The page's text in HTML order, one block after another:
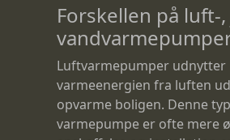
Forskellen på luft-
Luftvarmepumper udnytter
varmeenergien fra luften
opvarme boligen. Denne
varmepumpe er ofte mere